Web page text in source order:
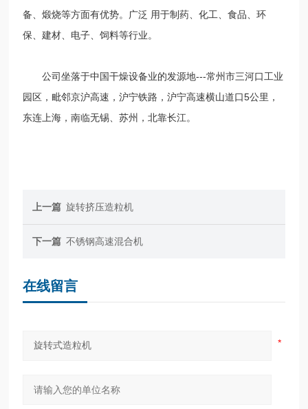
备、煅烧等方面有优势。广泛 用于制药、化工、食品、环
保、建材、电子、饲料等行业。
公司坐落于中国干燥设备业的发源地---常州市三河口工业
园区，毗邻京沪高速，沪宁铁路，沪宁高速横山道口5公里，
东连上海，南临无锡、苏州，北靠长江。
上一篇 旋转挤压造粒机
下一篇 不锈钢高速混合机
在线留言